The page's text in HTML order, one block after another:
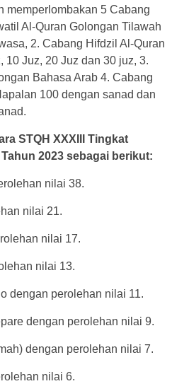
memperlombakan 5 Cabang
Al-Quran Golongan Tilawah
2. Cabang Hifdzil Al-Quran
10 Juz, 20 Juz dan 30 juz, 3.
Bahasa Arab 4. Cabang
100 dengan sanad dan
STQH XXXIII Tingkat
2023 sebagai berikut:
nilai 38.
nilai 21.
nilai 17.
nilai 13.
dengan perolehan nilai 11.
dengan perolehan nilai 9.
dengan perolehan nilai 7.
nilai 6.